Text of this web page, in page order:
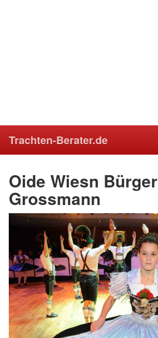
Trachten-Berater.de
Oide Wiesn
Grossmann